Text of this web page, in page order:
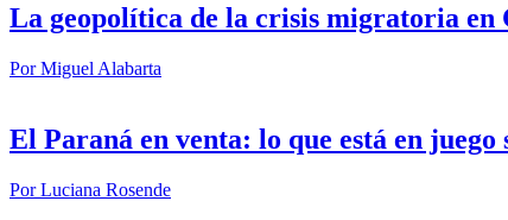
La geopolítica de la crisis migratoria en
PorMiguel Alabarta
El Paraná en venta: lo que está en
PorLuciana Rosende